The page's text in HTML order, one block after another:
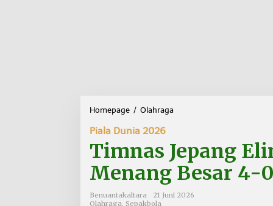
Homepage / Olahraga
n
a
p
Piala Dunia 2026
Timnas Jepang
Menang Besar 4-0
Benuantakaltara
21 Juni 2026
Olahraga Sepakbola